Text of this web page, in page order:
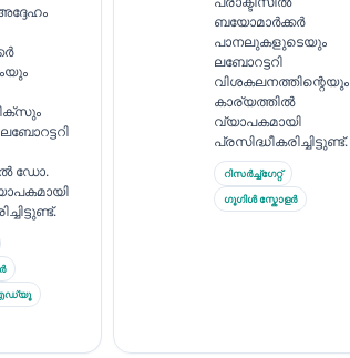
ഡോ.
ബയോമാർക്കർ
പാനലുകളുടെയും
ലബോറട്ടറി
വിശകലനത്തിന്റെയും
കാര്യത്തിൽ
വ്യാപകമായി
പ്രസിദ്ധീകരിച്ചിട്ടുണ്ട്.
റിസർച്ച്ഗേറ്റ്
ഗൂഗിൾ സ്കോളർ